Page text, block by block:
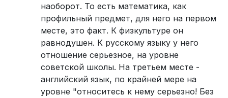
наоборот. То есть математика, как
профильный предмет, для него на первом
месте, это факт. К физкультуре он
равнодушен. К русскому языку у него
отношение серьезное, на уровне
советской школы. На третьем месте -
английский язык, по крайней мере на
уровне "относитесь к нему серьезно! Без